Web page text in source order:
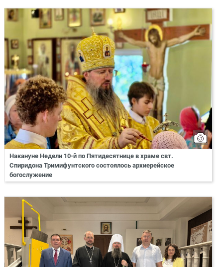
Накануне Недели 10-й по Пятидесятнице в храме свт.
Спиридона Тримифунтского состоялось архиерейское
богослужение